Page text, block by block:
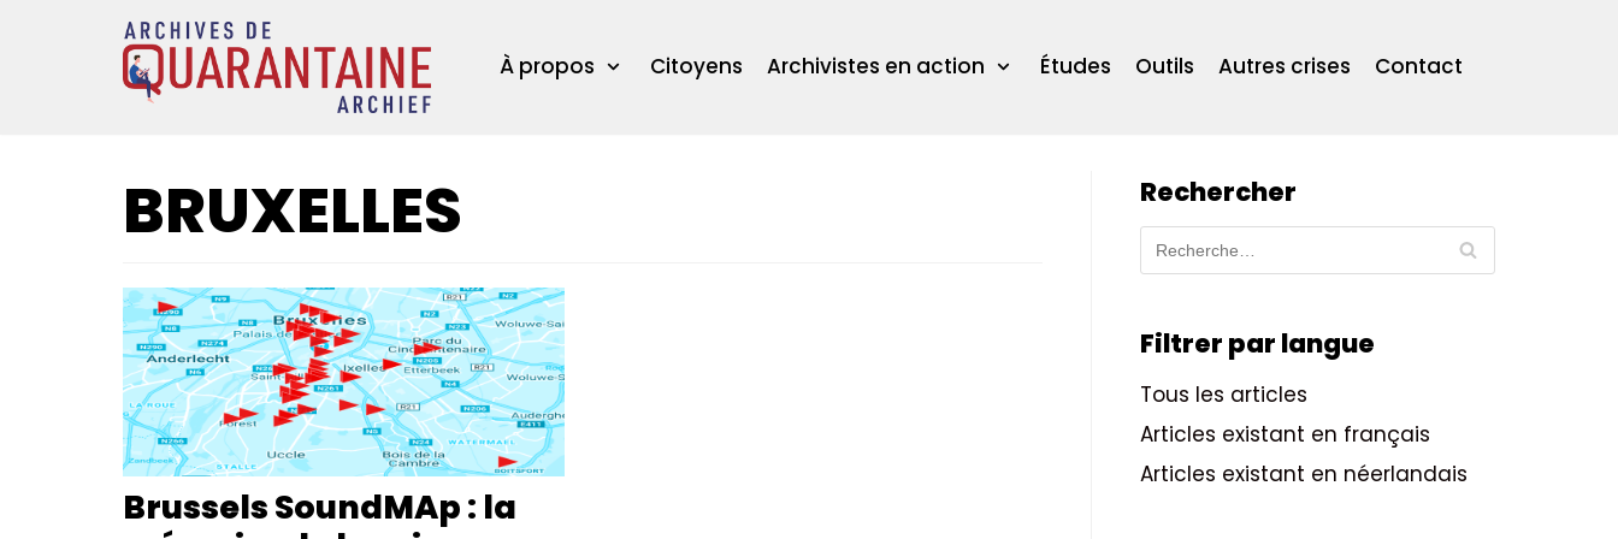
À propos Citoyens Archivistes en action Études Outils Autres crises Contact
BRUXELLES
Brussels SoundMAp : la
Rechercher
Filtrer par langue
Tous les articles
Articles existant en français
Articles existant en néerlandais